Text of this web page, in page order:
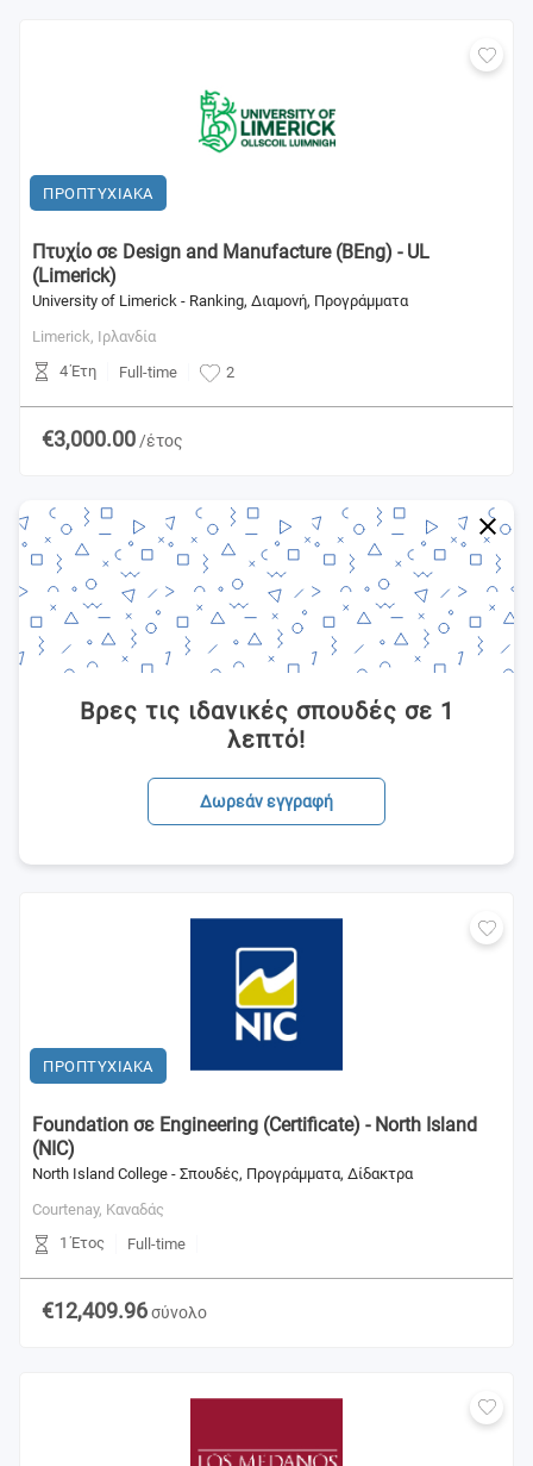
ΠΡΟΠΤΥΧΙΑΚΑ
Πτυχίο σε Design and Manufacture (BEng) - UL
(Limerick)
University of Limerick - Ranking, Διαμονή, Προγράμματα
Limerick, Ιρλανδία
4 Έτη
Full-time 2
€3,000.00 /έτος
Βρες τις ιδανικές σπουδές σε 1
λεπτό!
Δωρεάν εγγραφή
ΠΡΟΠΤΥΧΙΑΚΑ
Foundation σε Engineering (Certificate) - North Island
(NIC)
North Island College - Σπουδές, Προγράμματα, Δίδακτρα
Courtenay, Καναδάς
1 Έτος
Full-time
€12,409.96σύνολο